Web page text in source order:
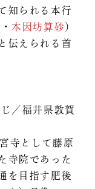
知られる本行
本因坊算砂 ）
伝えられる首
じ／福井県敦賀
寺として藤原
寺院であった
を目指す肥後